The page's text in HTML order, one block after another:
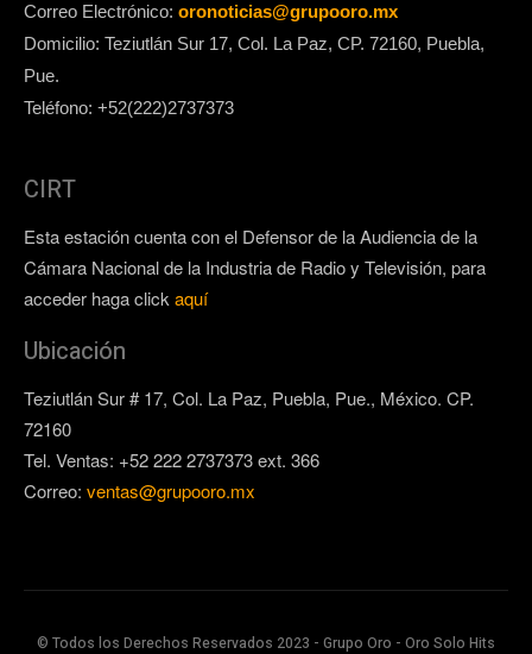
Correo Electrónico: oronoticias@grupooro.mx
Domicilio: Teziutlán Sur 17, Col. La Paz, CP. 72160, Puebla,
Pue.
Teléfono: +52(222)2737373
CIRT
Esta estación cuenta con el Defensor de la Audiencia de la
Cámara Nacional de la Industria de Radio y Televisión, para
acceder haga click aquí
Ubicación
Teziutlán Sur # 17, Col. La Paz, Puebla, Pue., México. CP.
72160
Tel. Ventas: +52 222 2737373 ext. 366
Correo: ventas@grupooro.mx
© Todos los Derechos Reservados 2023 - Grupo Oro - Oro Solo Hits